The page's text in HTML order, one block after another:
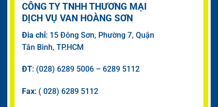
CÔNG TY TNHH THƯƠNG MẠI
DỊCH VỤ VAN HOÀNG SƠN
Đia chỉ: 15 Đông Sơn, Phường 7, Quận
Tân Bình, TP.HCM
ĐT: (028) 6289 5006 – 6289 5112
Fax: ( 028) 6289 5112